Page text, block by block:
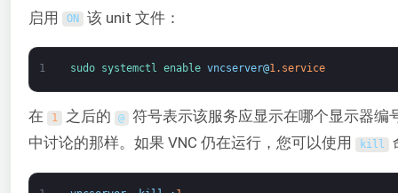
启用 ON 该 unit 文件：
1 sudo systemctl enable vncserver@1.service
在 1 之后的 @
符号表示该服务应显示在哪个显示器
中讨论的那样。如果 VNC 仍在运行，您可以使用
kill